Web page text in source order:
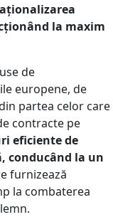
la maxim
de
europene, de
partea celor care
contracte pe
eficiente de
conducând la un
furnizează
la combaterea